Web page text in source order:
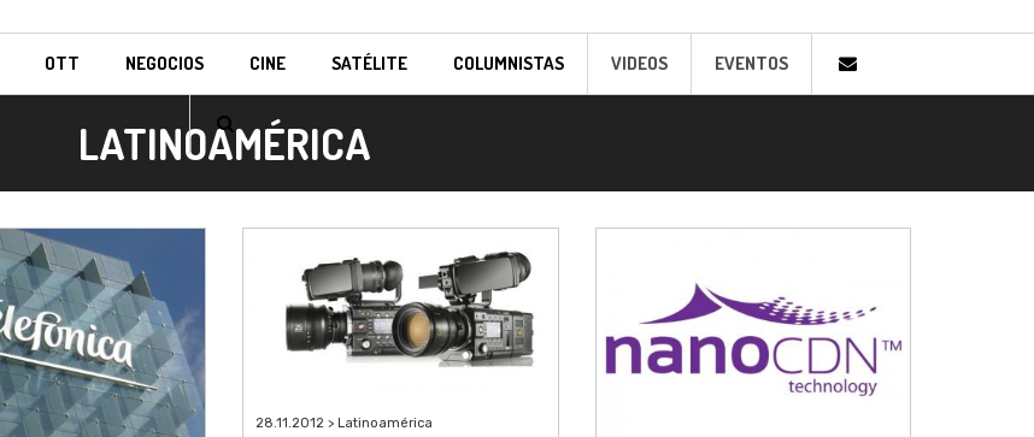
OTT NEGOCIOS CINE SATÉLITE COLUMNISTAS VIDEOS EVENTOS
LATINOAMÉRICA
28.11.2012 > Latinoamérica